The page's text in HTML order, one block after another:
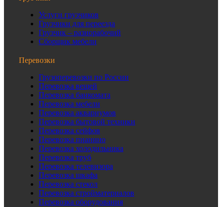
Услуги грузчиков
Грузчики для переезда
Грузчик – разнорабочий
Сборщик мебели
Перевозки
Грузоперевозки по России
Перевозка вещей
Перевозка банкомата
Перевозка мебели
Перевозка аквариумов
Перевозка бытовой техники
Перевозка сейфов
Перевозка пианино
Перевозка холодильника
Перевозка труб
Перевозка телевизора
Перевозка шкафа
Перевозка стекол
Перевозка стройматериалов
Перевозка оборудования